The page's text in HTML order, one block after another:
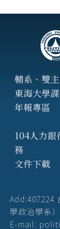
輔系、雙
東海大學
年報專區
104人力銀
務
文件下載
Add:407224
學政治學系）
E-mail: